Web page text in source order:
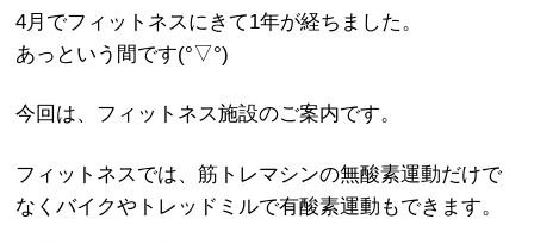
4月でフィットネスにきて1年が経ちました。
あっという間です(°▽°)
今回は、フィットネス施設のご案内です。
フィットネスでは、筋トレマシンの無酸素運動だけで
なくバイクやトレッドミルで有酸素運動もできます。